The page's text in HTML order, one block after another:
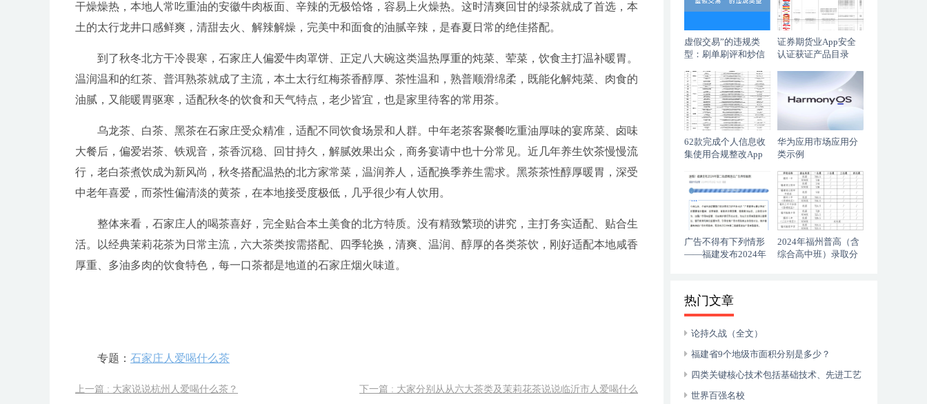
干燥燥热，本地人常吃重油的安徽牛肉板面、辛辣的无极饸饹，容易上火燥热。这时清爽回甘的绿茶就成了首选，本
土的太行龙井口感鲜爽，清甜去火、解辣解燥，完美中和面食的油腻辛辣，是春夏日常的绝佳搭配。
到了秋冬北方干冷畏寒，石家庄人偏爱牛肉罩饼、正定八大碗这类温热厚重的炖菜、荤菜，饮食主打温补暖胃。
温润温和的红茶、普洱熟茶就成了主流，本土太行红梅茶香醇厚、茶性温和，熟普顺滑绵柔，既能化解炖菜、肉食的
油腻，又能暖胃驱寒，适配秋冬的饮食和天气特点，老少皆宜，也是家里待客的常用茶。
乌龙茶、白茶、黑茶在石家庄受众精准，适配不同饮食场景和人群。中年老茶客聚餐吃重油厚味的宴席菜、卤味
大餐后，偏爱岩茶、铁观音，茶香沉稳、回甘持久，解腻效果出众，商务宴请中也十分常见。近几年养生饮茶慢慢流
行，老白茶煮饮成为新风尚，秋冬搭配温热的北方家常菜，温润养人，适配换季养生需求。黑茶茶性醇厚暖胃，深受
中老年喜爱，而茶性偏清淡的黄茶，在本地接受度极低，几乎很少有人饮用。
整体来看，石家庄人的喝茶喜好，完全贴合本土美食的北方特质。没有精致繁琐的讲究，主打务实适配、贴合生
活。以经典茉莉花茶为日常主流，六大茶类按需搭配、四季轮换，清爽、温润、醇厚的各类茶饮，刚好适配本地咸香
厚重、多油多肉的饮食特色，每一口茶都是地道的石家庄烟火味道。
专题： 石家庄人爱喝什么茶
上一篇 : 大家说说杭州人爱喝什么茶？
下一篇 : 大家分别从从六大茶类及茉莉花茶说说临沂市人爱喝什么
虚假交易”的违规类
型：刷单刷评和炒信
证券期货业App安全
认证获证产品目录
62款完成个人信息收
集使用合规整改App
华为应用市场应用分
类示例
广告不得有下列情形
——福建发布2024年
2024年福州普高（含
综合高中班）录取分
热门文章
论持久战（全文）
福建省9个地级市面积分别是多少？
四类关键核心技术包括基础技术、先进工艺
技术、共性技术以及人工智能
世界百强名校